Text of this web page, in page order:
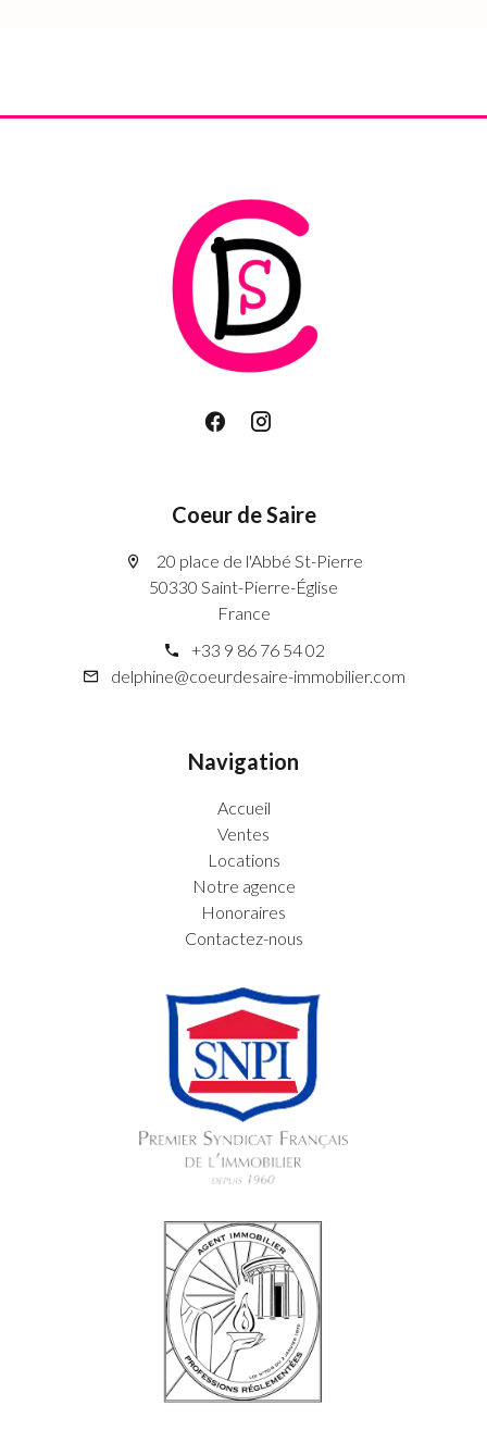
Coeur de Saire
20 place de l'Abbé St-Pierre
50330 Saint-Pierre-Église
France
+33 9 86 76 54 02
delphine@coeurdesaire-immobilier.com
Navigation
Accueil
Ventes
Locations
Notre agence
Honoraires
Contactez-nous